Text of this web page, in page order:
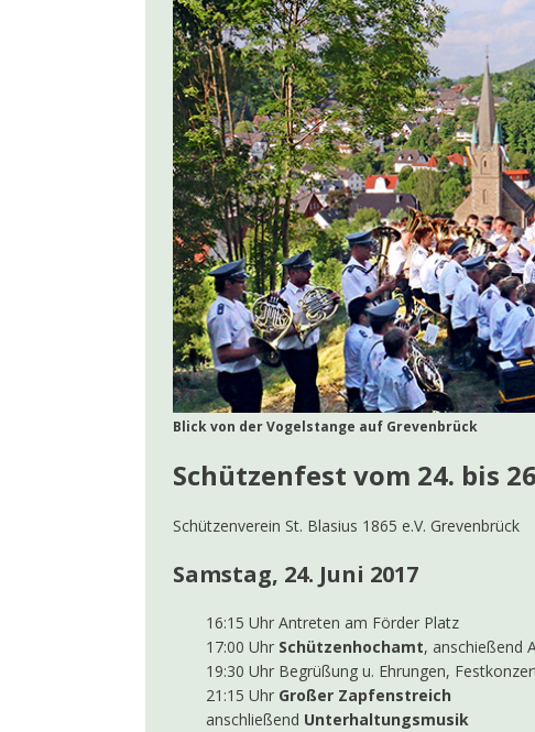
[ 7. Juni 2026 ]
Kolping
[ 14. Mai 2026 ]
Jules
[ 12. Mai 2026 ] LEADER-
[ 4. Mai 2026 ] 100 Jahre
AKTUELLES
[ 19. April 2026 ]
[ 10. Oktober 2025 ]
Blick von der Vogelstange auf Grevenbrück
Schützenfest vom 24. bis
Schützenverein St. Blasius 1865 e.V. Grevenbrück
Samstag, 24. Juni 2017
16:15 Uhr Antreten am Förder Platz
17:00 Uhr Schützenhochamt, anschießend
19:30 Uhr Begrüßung u. Ehrungen,
21:15 Uhr Großer Zapfenstreich
anschließend Unterhaltungsmusik